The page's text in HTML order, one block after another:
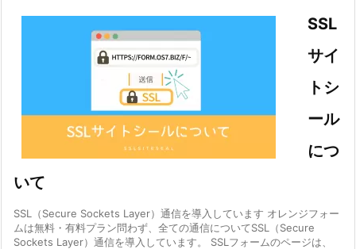
SSL
サイ
トシ
ール
につ
いて
SSL（Secure Sockets Layer）通信を導入しています オレンジフォー
ムは無料・有料プラン問わず、全ての通信についてSSL（Secure
Sockets Layer）通信を導入しています。 SSLフォームのページは、